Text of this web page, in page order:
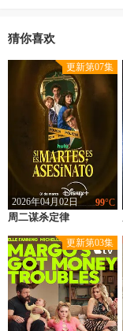
猜你喜欢
更新第07集
99°C
周二谋杀定律
2026年04月02日
类型：欧美
上映：2026
地区： 西班牙
导演：萨尔瓦多·卡尔沃,Abigail,Schaaff
主演：
亚历克斯·加西亚,茵玛·奎斯塔,阿娜·瓦格纳,卡拉·坎普拉,贝伦·洛佩兹,戈尔卡·莱斯奥萨,Mia,Zafra,Carmen,Ruiz,Xavi,Lite,保罗·皮雷,贝尔·蒙特罗,Saida,Benzal,阿德里亚诺·卡瓦略,路易莎·加瓦萨,拉克尔·佩雷斯,Romeu,Runa,Elsa,Galv?o,佩德罗·卡萨布兰科,Tiago,Sarmento,Marga,Arnau
更新第03集